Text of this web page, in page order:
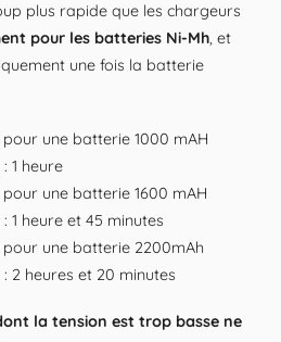
plus rapide que les chargeurs
pour les batteries Ni-Mh, et
une fois la batterie
une batterie 1000 mAH
1 heure
une batterie 1600 mAH
1 heure et 45 minutes
une batterie 2200mAh
2 heures et 20 minutes
la tension est trop basse ne